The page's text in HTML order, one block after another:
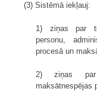
(3) Sistēmā iekļauj:
1) ziņas par
personu,
procesā un
2) ziņas par
maksātnespējas